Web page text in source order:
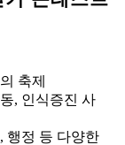
축제
, 인식증진 사
행정 등 다양한